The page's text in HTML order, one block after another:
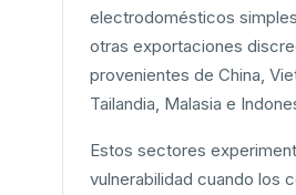
electrodomésticos
otras exportaciones
provenientes de China,
Tailandia, Malasia e
Estos sectores
vulnerabilidad cuando los